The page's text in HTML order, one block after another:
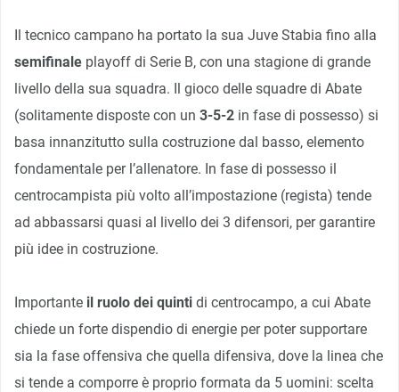
Il tecnico campano ha portato la sua Juve Stabia fino alla
semifinale playoff di Serie B, con una stagione di grande
livello della sua squadra. Il gioco delle squadre di Abate
(solitamente disposte con un 3-5-2 in fase di possesso) si
basa innanzitutto sulla costruzione dal basso, elemento
fondamentale per l’allenatore. In fase di possesso il
centrocampista più volto all’impostazione (regista) tende
ad abbassarsi quasi al livello dei 3 difensori, per garantire
più idee in costruzione.
Importante il ruolo dei quinti di centrocampo, a cui Abate
chiede un forte dispendio di energie per poter supportare
sia la fase offensiva che quella difensiva, dove la linea che
si tende a comporre è proprio formata da 5 uomini: scelta